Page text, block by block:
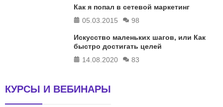
Как я попал в сетевой маркетинг
05.03.2015
98
Искусство маленьких шагов, или Как
быстро достигать целей
14.08.2020
83
КУРСЫ И ВЕБИНАРЫ